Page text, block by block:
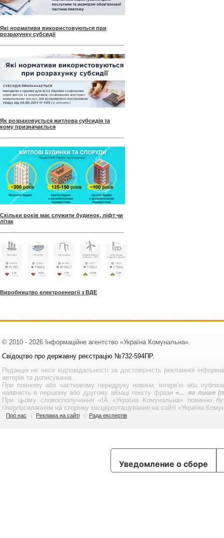
Які нормативи використовуються при
розрахунку субсидії
Як розраховується житлова субсидія та
кому призначається
Скільки років має служити будинок, ліфт чи
літак
Виробництво електроенергії з ВДЕ
© 2010 - 2026 Інформаційне агентство «Україна Комунальна».
Свідоцтво про державну реєстрацію №732-594ПР.
Редакція не несе відповідальності за достовірність рекламної
авторів та дописувачів.
При повному або частковому передруку новини, інтерв'ю або
наявність в першому або другому абзаці тексту фрази«... як пише
При цьому словосполучення «ІА «Україна Комунальна» повинно
гіперпосиланням на сторінку місцерозташування на сайті «Україна
Про нас Реклама на сайті Рада експертів
Уведомление о сборе